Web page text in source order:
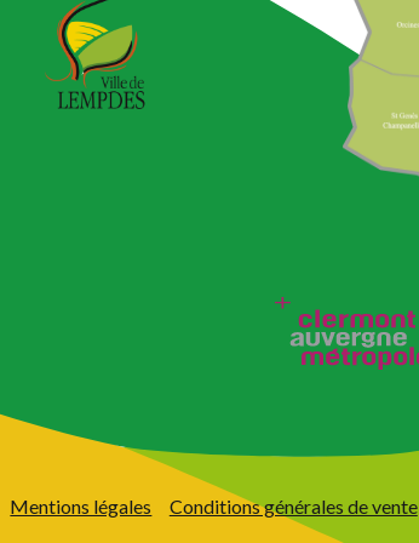
Mentions légales Conditions générales de vente